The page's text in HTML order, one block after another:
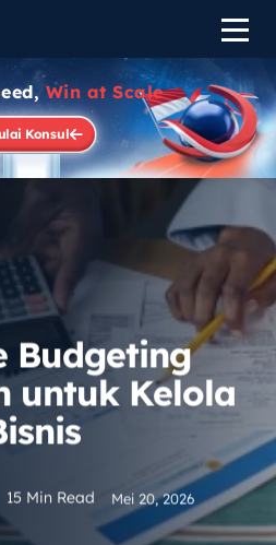
Win at Scale
Konsul
Budgeting
untuk Kelola
15 Min Read Mei 20, 2026